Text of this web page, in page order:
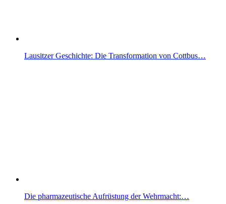
Lausitzer Geschichte: Die Transformation von Cottbus…
Die pharmazeutische Aufrüstung der Wehrmacht:…